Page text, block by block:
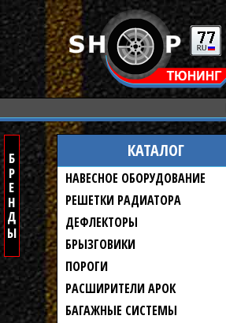
КАТАЛОГ
НАВЕСНОЕ ОБОРУДОВАНИЕ
РЕШЕТКИ РАДИАТОРА
ДЕФЛЕКТОРЫ
БРЫЗГОВИКИ
ПОРОГИ
РАСШИРИТЕЛИ АРОК
БАГАЖНЫЕ СИСТЕМЫ